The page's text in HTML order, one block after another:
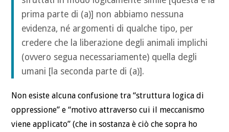
prima parte di (a)] non abbiamo nessuna
evidenza, né argomenti di qualche tipo, per
credere che la liberazione degli animali implichi
(ovvero segua necessariamente) quella degli
umani [la seconda parte di (a)].
Non esiste alcuna confusione tra “struttura logica di
oppressione” e “motivo attraverso cui il meccanismo
viene applicato” (che in sostanza è ciò che sopra ho